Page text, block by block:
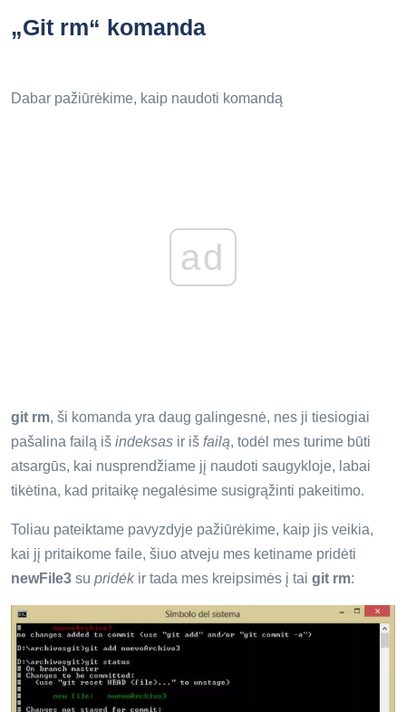
„Git rm“ komanda
Dabar pažiūrėkime, kaip naudoti komandą
ad
git rm, ši komanda yra daug galingesnė, nes ji tiesiogiai
pašalina failą iš indeksas ir iš failą, todėl mes turime būti
atsargūs, kai nusprendžiame jį naudoti saugykloje, labai
tikėtina, kad pritaikę negalėsime susigrąžinti pakeitimo.
Toliau pateiktame pavyzdyje pažiūrėkime, kaip jis veikia,
kai jį pritaikome faile, šiuo atveju mes ketiname pridėti
newFile3 su pridėkir tada mes kreipsimės į tai git rm: